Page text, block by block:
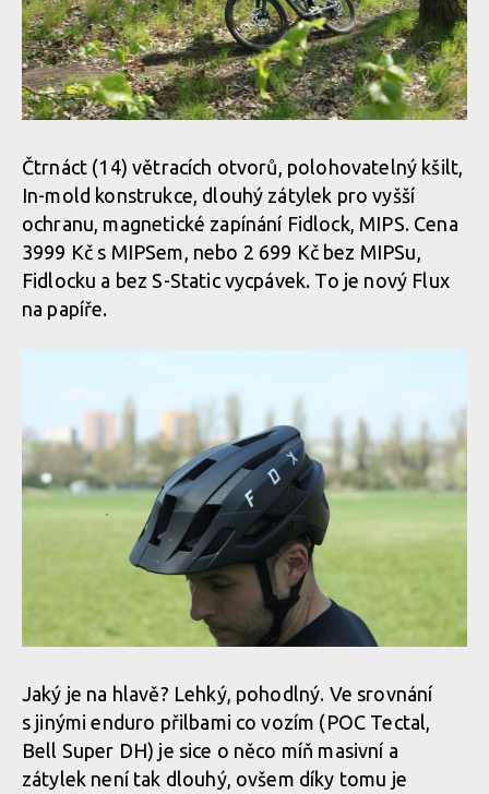
Čtrnáct (14) větracích otvorů, polohovatelný kšilt,
In-mold konstrukce, dlouhý zátylek pro vyšší
ochranu, magnetické zapínání Fidlock, MIPS. Cena
3999 Kč s MIPSem, nebo 2 699 Kč bez MIPSu,
Fidlocku a bez S-Static vycpávek. To je nový Flux
na papíře.
Jaký je na hlavě? Lehký, pohodlný. Ve srovnání
s jinými enduro přilbami co vozím (POC Tectal,
Bell Super DH) je sice o něco míň masivní a
zátylek není tak dlouhý, ovšem díky tomu je